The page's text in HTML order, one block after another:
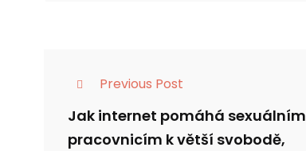
Previous Post
Jak internet pomáhá sexuálním
pracovnicím k větší svobodě,